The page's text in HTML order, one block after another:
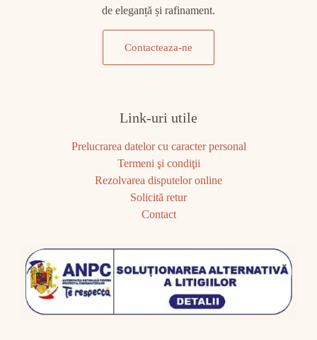
de eleganță și rafinament.
Contacteaza-ne
Link-uri utile
Prelucrarea datelor cu caracter personal
Termeni şi condiţii
Rezolvarea disputelor online
Solicită retur
Contact